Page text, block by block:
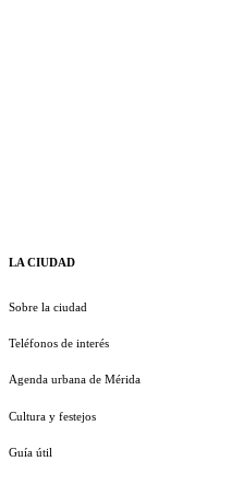
LA CIUDAD
Sobre la ciudad
Teléfonos de interés
Agenda urbana de Mérida
Cultura y festejos
Guía útil